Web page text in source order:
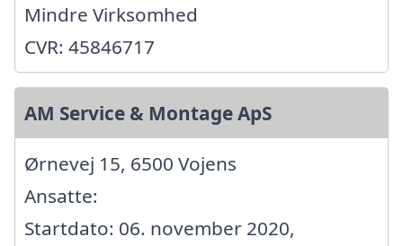
Mindre Virksomhed
CVR: 45846717
AM Service & Montage ApS
Ørnevej 15, 6500 Vojens
Ansatte:
Startdato: 06. november 2020,